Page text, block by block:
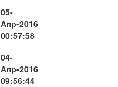
05-
Апр-2016
00:57:58
04-
Апр-2016
09:56:44